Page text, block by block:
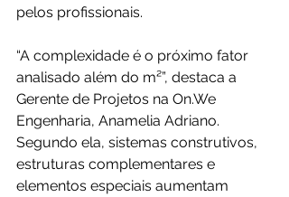
pelos profissionais.
“A complexidade é o próximo fator
analisado além do m²”, destaca a
Gerente de Projetos na On.We
Engenharia, Anamelia Adriano.
Segundo ela, sistemas construtivos,
estruturas complementares e
elementos especiais aumentam